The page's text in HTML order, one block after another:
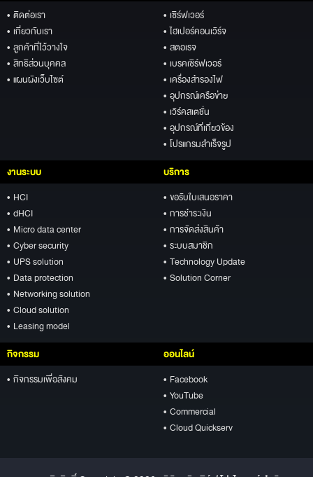
• ติดต่อเรา
• เกี่ยวกับเรา
• ลูกค้าที่ไว้วางใจ
• สิทธิส่วนบุคคล
• แผนผังเว็บไซต์
• เซิร์ฟเวอร์
• ไฮเปอร์คอนเวิร์จ
• สตอเรจ
• เบรคเซิร์ฟเวอร์
• เครื่องสำรองไฟ
• อุปกรณ์เครือข่าย
• เวิร์คสเตชั่น
• อุปกรณ์ที่เกี่ยวข้อง
• โปรแกรมสำเร็จรูป
งานระบบ
• HCI
• dHCI
• Micro data center
• Cyber security
• UPS solution
• Data protection
• Networking solution
• Cloud solution
• Leasing model
บริการ
• ขอรับใบเสนอราคา
• การชำระเงิน
• การจัดส่งสินค้า
• ระบบสมาชิก
• Technology Update
• Solution Corner
กิจกรรม
• กิจกรรมเพื่อสังคม
ออนไลน์
• Facebook
• YouTube
• Commercial
• Cloud Quickserv